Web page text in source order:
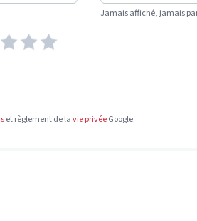
Jamais affiché, jamais
et règlement de lavie privéeGoogle.